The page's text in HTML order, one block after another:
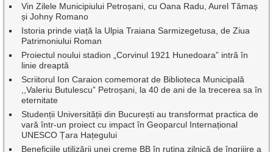
Vin Zilele Municipiului Petroșani, cu Oana Radu, Aurel Tămaș
și Johny Romano
Istoria prinde viață la Ulpia Traiana Sarmizegetusa, de Ziua
Patrimoniului Roman
Proiectul noului stadion „Corvinul 1921 Hunedoara” intră în
linie dreaptă
Scriitorul Ion Caraion comemorat de Biblioteca Municipală
,,Valeriu Butulescu” Petroșani, la 40 de ani de la trecerea sa în
eternitate
Studenții Universității din București au transformat practica de
vară într-un proiect cu impact în Geoparcul Internațional
UNESCO Țara Hațegului
Beneficiile utilizării unei creme BB în rutina zilnică de îngrijire a